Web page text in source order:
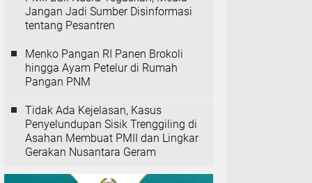
Jangan Jadi Sumber Disinformasi
tentang Pesantren
Menko Pangan RI Panen Brokoli
hingga Ayam Petelur di Rumah
Pangan PNM
Tidak Ada Kejelasan, Kasus
Penyelundupan Sisik Trenggiling di
Asahan Membuat PMII dan Lingkar
Gerakan Nusantara Geram